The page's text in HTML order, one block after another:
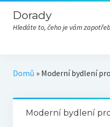
Dorady
Hledáte to, čeho je vám
Domů » Moderní bydlení
Moderní bydlení